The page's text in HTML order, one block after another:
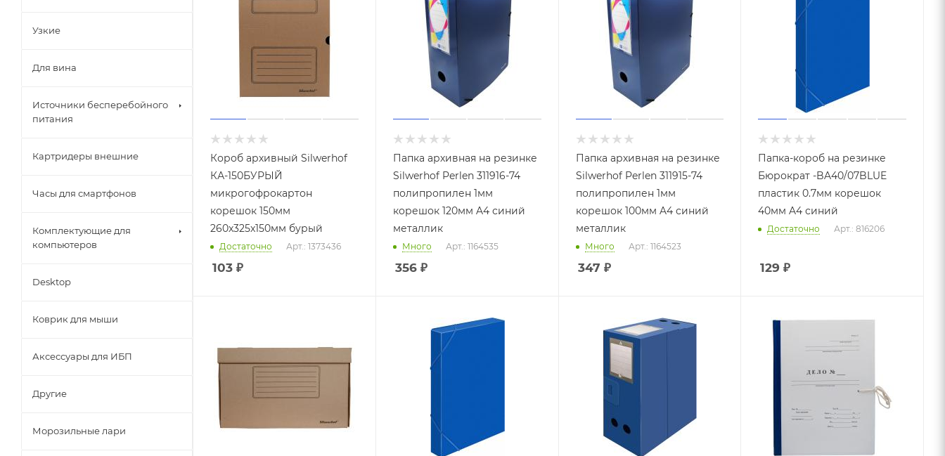
Короб архивный Silwerhof
КА-150БУРЫЙ
микрогофрокартон
корешок 150мм
260x325x150мм бурый
Достаточно Арт.: 1373436
103 ₽
Папка архивная на резинке
Silwerhof Perlen 311916-74
полипропилен 1мм
корешок 120мм A4 синий
металлик
Много Арт.: 1164535
356₽
Папка архивная на резинке
Silwerhof Perlen 311915-74
полипропилен 1мм
корешок 100мм A4 синий
металлик
Много Арт.: 1164523
347 ₽
Папка-короб на резинке
Бюрократ -BA40/07BLUE
пластик 0.7мм корешок
40мм A4 синий
Достаточно Арт.: 816206
129 ₽
Узкие
Для вина
Источники бесперебойного
питания
Картридеры внешние
Часы для смартфонов
Комплектующие для
компьютеров
Desktop
Коврик для мыши
Аксессуары для ИБП
Другие
Морозильные лари